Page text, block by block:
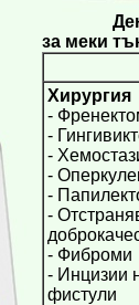
за меки
Хирургия
-
-
-
-
-
-
- Фиброми
- Инцизии
фистули